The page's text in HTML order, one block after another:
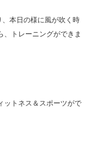
本日の様に風が吹く時
トレーニングができま
ットネス＆スポーツがで